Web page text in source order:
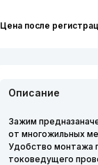
Цена после
Описание
Зажим
от многожильных
Удобство монтажа
токоведущего